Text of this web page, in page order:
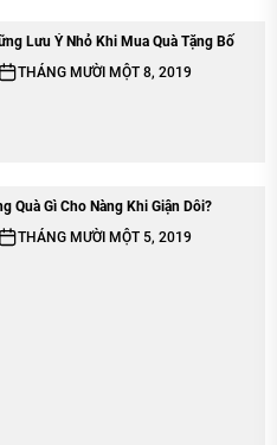
Lưu Ý Nhỏ Khi Mua Quà Tặng Bố
THÁNG MƯỜI MỘT 8, 2019
Quà Gì Cho Nàng Khi Giận Dỗi?
THÁNG MƯỜI MỘT 5, 2019